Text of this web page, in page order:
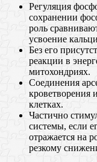
Регуляция
сохранении
роль
усвоение
Без его
реакции в
митохондриях.
Соединения
кроветворения
клетках.
Частично
системы, если
отражается на
резкому